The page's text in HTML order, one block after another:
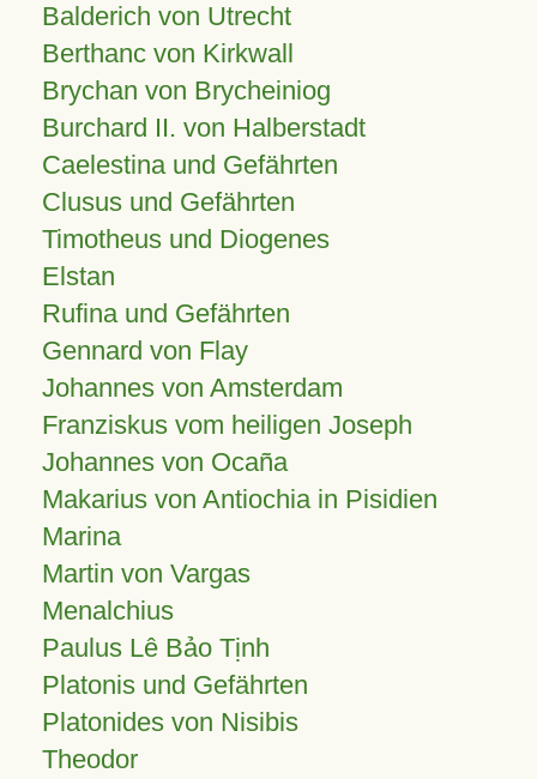
Balderich von Utrecht
Berthanc von Kirkwall
Brychan von Brycheiniog
Burchard II. von Halberstadt
Caelestina und Gefährten
Clusus und Gefährten
Timotheus und Diogenes
Elstan
Rufina und Gefährten
Gennard von Flay
Johannes von Amsterdam
Franziskus vom heiligen Joseph
Johannes von Ocaña
Makarius von Antiochia in Pisidien
Marina
Martin von Vargas
Menalchius
Paulus Lê Bảo Tịnh
Platonis und Gefährten
Platonides von Nisibis
Theodor